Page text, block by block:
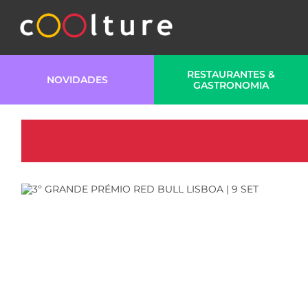
NOVIDADES
RESTAURANTES &
GASTRONOMIA